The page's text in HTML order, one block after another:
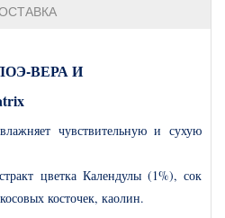
ВЕРА И
чувствительную и сухую
цветка Календулы (1%), сок
косточек, каолин.